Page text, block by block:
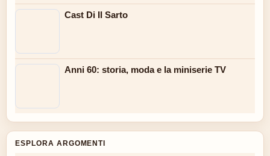
Cast Di Il Sarto
Anni 60: storia, moda e la miniserie TV
ESPLORA ARGOMENTI